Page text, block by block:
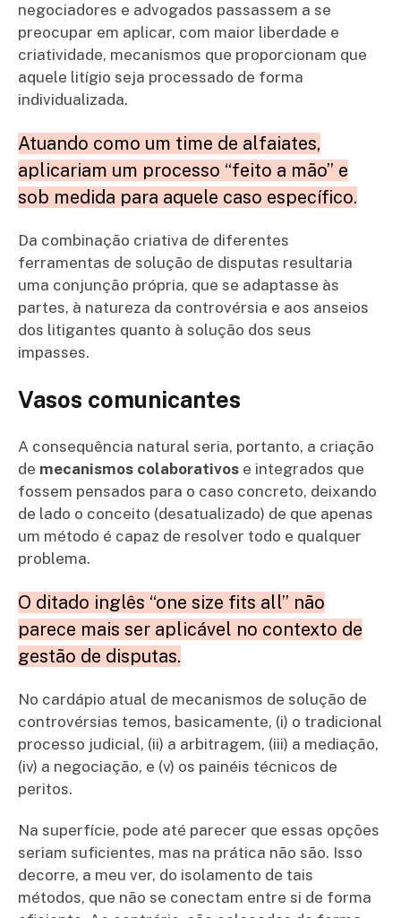
negociadores e advogados passassem a se
preocupar em aplicar, com maior liberdade e
criatividade, mecanismos que proporcionam que
aquele litígio seja processado de forma
individualizada.
Atuando como um time de alfaiates,
aplicariam um processo “feito a mão” e
sob medida para aquele caso específico.
Da combinação criativa de diferentes
ferramentas de solução de disputas resultaria
uma conjunção própria, que se adaptasse às
partes, à natureza da controvérsia e aos anseios
dos litigantes quanto à solução dos seus
impasses.
Vasos comunicantes
A consequência natural seria, portanto, a criação
de mecanismos colaborativos e integrados que
fossem pensados para o caso concreto, deixando
de lado o conceito (desatualizado) de que apenas
um método é capaz de resolver todo e qualquer
problema.
O ditado inglês “one size fits all” não
parece mais ser aplicável no contexto de
gestão de disputas.
No cardápio atual de mecanismos de solução de
controvérsias temos, basicamente, (i) o tradicional
processo judicial, (ii) a arbitragem, (iii) a mediação,
(iv) a negociação, e (v) os painéis técnicos de
peritos.
Na superfície, pode até parecer que essas opções
seriam suficientes, mas na prática não são. Isso
decorre, a meu ver, do isolamento de tais
métodos, que não se conectam entre si de forma